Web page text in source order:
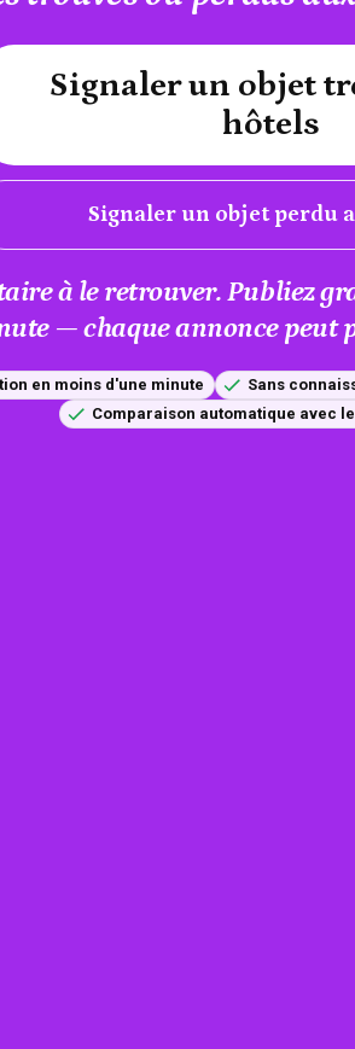
Signaler un objet
hôtels
Signaler un objet perdu
#A12AEB
à le retrouver. Publiez
— chaque annonce peut
en moins d'une minute Sans
Comparaison automatique avec